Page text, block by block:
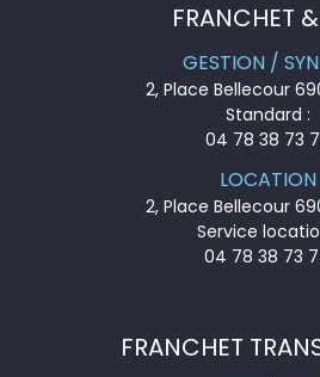
FRANCHET
GESTION /
2, Place Bellecour
Standard :
04 78 38 73
LOCATION
2, Place Bellecour
Service
04 78 38 73
FRANCHET